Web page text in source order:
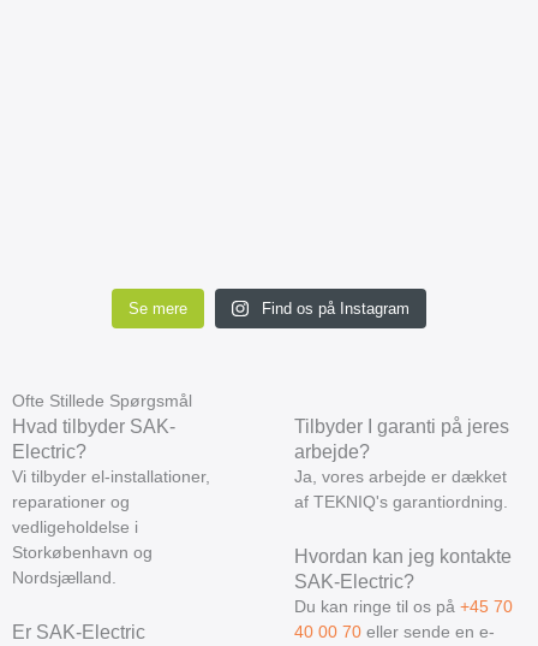
Se mere Find os på Instagram
Ofte Stillede Spørgsmål
Hvad tilbyder SAK-
Electric?
Vi tilbyder el-installationer,
reparationer og
vedligeholdelse i
Storkøbenhavn og
Nordsjælland.
Er SAK-Electric
Tilbyder I garanti på jeres
arbejde?
Ja, vores arbejde er dækket
af TEKNIQ's garantiordning.
Hvordan kan jeg kontakte
SAK-Electric?
Du kan ringe til os på+45 70
40 00 70 eller sende en e-